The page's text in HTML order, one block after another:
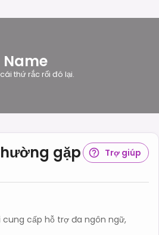
Name
thứ rắc rối đó lại.
gặp Trợ giúp
cấp hỗ trợ đa ngôn ngữ,